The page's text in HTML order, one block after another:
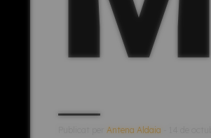
Publicat perAntena Aldaia